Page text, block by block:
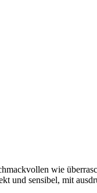
wie
und sensibel, mit